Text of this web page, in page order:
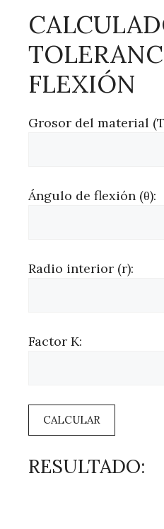
FLEXIÓN
Grosor del material
Ángulo de flexión (θ):
Radio interior (r):
Factor K:
CALCULAR
RESULTADO: